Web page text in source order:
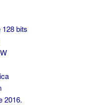
bits
2016.